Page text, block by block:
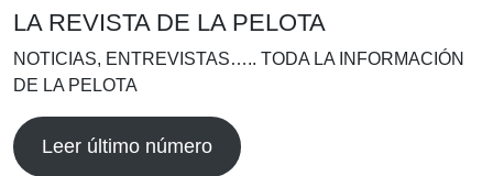
LA REVISTA DE LA PELOTA
NOTICIAS, ENTREVISTAS….. TODA LA INFORMACIÓN
DE LA PELOTA
Leer último número